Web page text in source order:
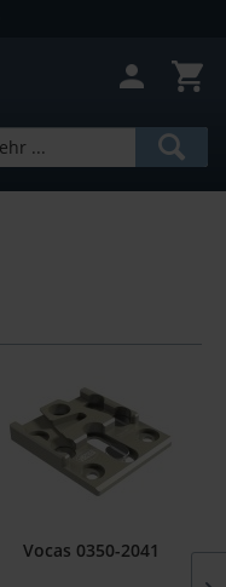
Vocas 0350-2041